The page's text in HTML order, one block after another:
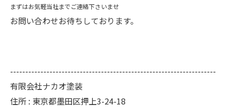
まずはお気軽当社までご連絡下さいませ
お問い合わせお待ちしております。
--------------------------------------------------------------------
有限会社ナカオ塗装
住所 : 東京都墨田区押上3-24-18